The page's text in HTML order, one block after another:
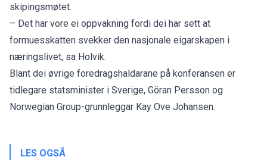
skipingsmøtet.
– Det har vore ei oppvakning fordi dei har sett at
formuesskatten svekker den nasjonale eigarskapen i
næringslivet, sa Holvik.
Blant dei øvrige foredragshaldarane på konferansen er
tidlegare statsminister i Sverige, Göran Persson og
Norwegian Group-grunnleggar Kay Ove Johansen.
LES OGSÅ